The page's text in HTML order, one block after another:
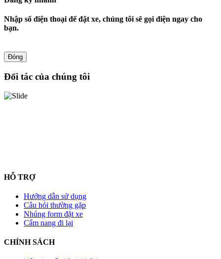
Nhập số điện thoại để đặt xe, chúng tôi sẽ gọi điện ngay cho
bạn.
Đóng
Đối tác của chúng tôi
HỖ TRỢ
Hướng dẫn sử dụng
Câu hỏi thường gặp
Nhúng form đặt xe
Cẩm nang đi lại
CHÍNH SÁCH